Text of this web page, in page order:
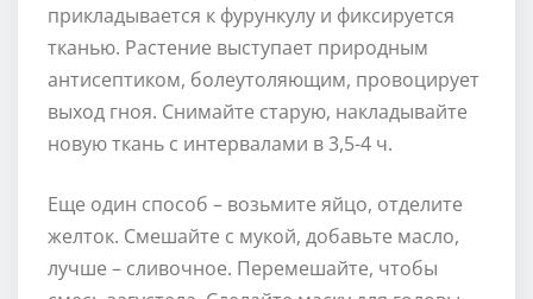
прикладывается к фурункулу и фиксируется
тканью. Растение выступает природным
антисептиком, болеутоляющим, провоцирует
выход гноя. Снимайте старую, накладывайте
новую ткань с интервалами в 3,5-4 ч.
Еще один способ – возьмите яйцо, отделите
желток. Смешайте с мукой, добавьте масло,
лучше – сливочное. Перемешайте, чтобы